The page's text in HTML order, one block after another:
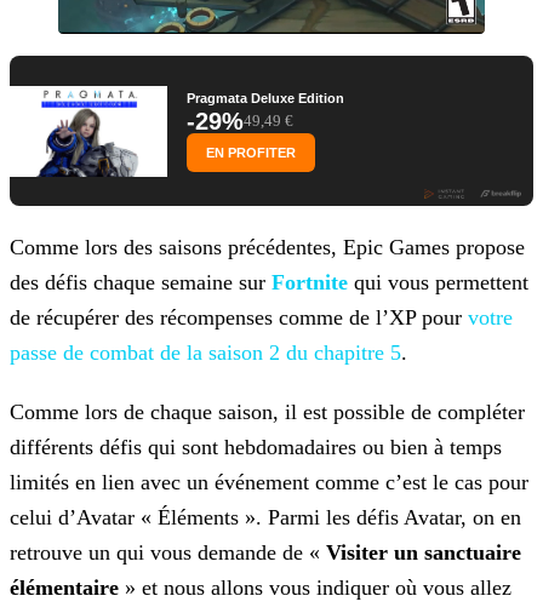
Pragmata Deluxe Edition
-29%49,49 €
EN PROFITER
Comme lors des saisons précédentes, Epic Games propose
des défis chaque semaine sur Fortnite qui vous permettent
de récupérer des récompenses comme de l’XP pour votre
passe de combat de la saison 2 du chapitre 5.
Comme lors de chaque saison, il est possible de compléter
différents défis qui sont hebdomadaires ou bien à temps
limités en lien avec un événement comme c’est le cas pour
celui d’Avatar « Éléments ». Parmi les défis Avatar, on en
retrouve un qui vous demande de « Visiter un sanctuaire
élémentaire » et nous allons vous indiquer où vous allez